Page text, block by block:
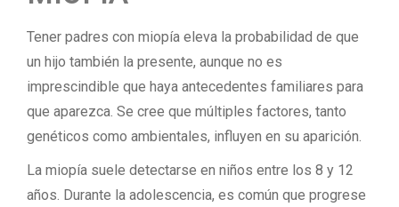
Tener padres con miopía eleva la probabilidad de que
un hijo también la presente, aunque no es
imprescindible que haya antecedentes familiares para
que aparezca. Se cree que múltiples factores, tanto
genéticos como ambientales, influyen en su aparición.
La miopía suele detectarse en niños entre los 8 y 12
años. Durante la adolescencia, es común que progrese